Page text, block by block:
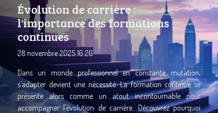
Évolution de carrière :
l'importance des formations
continues
28 novembre 2025 16:26
Dans un monde professionnel en constante mutation,
s'adapter devient une nécessité. La formation continue se
présente alors comme un atout incontournable pour
accompagner l'évolution de carrière. Découvrez pourquoi